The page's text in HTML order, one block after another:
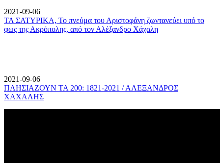
2021-09-06
ΤΑ ΣΑΤΥΡΙΚΑ, Το πνεύμα του Αριστοφάνη ζωντανεύει υπό το
φως της Ακρόπολης, από τον Αλέξανδρο Χάχαλη
2021-09-06
ΠΛΗΣΙΑΖΟΥΝ ΤΑ 200: 1821-2021 / ΑΛΕΞΑΝΔΡΟΣ
ΧΑΧΑΛΗΣ